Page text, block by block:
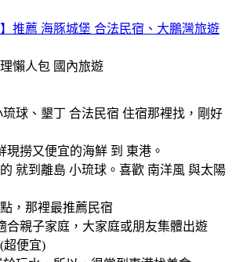
推薦 海豚城堡 合法民宿、大鵬灣旅遊
懶人包 國內旅遊
球、墾丁 合法民宿 住宿那裡找，剛好
現撈又便宜的海鮮 到 東港。
就到離島 小琉球。喜歡 南洋風 與太陽
，那裡最推薦民宿
合親子家庭，大家庭或朋友集體出遊
超便宜)